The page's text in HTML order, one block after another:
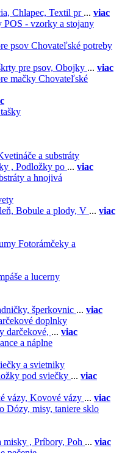
Chlapec, Textil pr ... viac
POS - vzorky a stojany
Chovateľské potreby
pre psov, Obojky ... viac
Chovateľské
a substráty
, Podložky po ... viac
a hnojivá
Bobule a plody, V ... viac
Fotorámčeky a
a lucerny
šperkovnic ... viac
doplnky
darčekové, ... viac
a náplne
a svietniky
pod sviečky ... viac
vázy, Kovové vázy ... viac
Dózy, misy, taniere sklo
misky , Príbory, Poh ... viac